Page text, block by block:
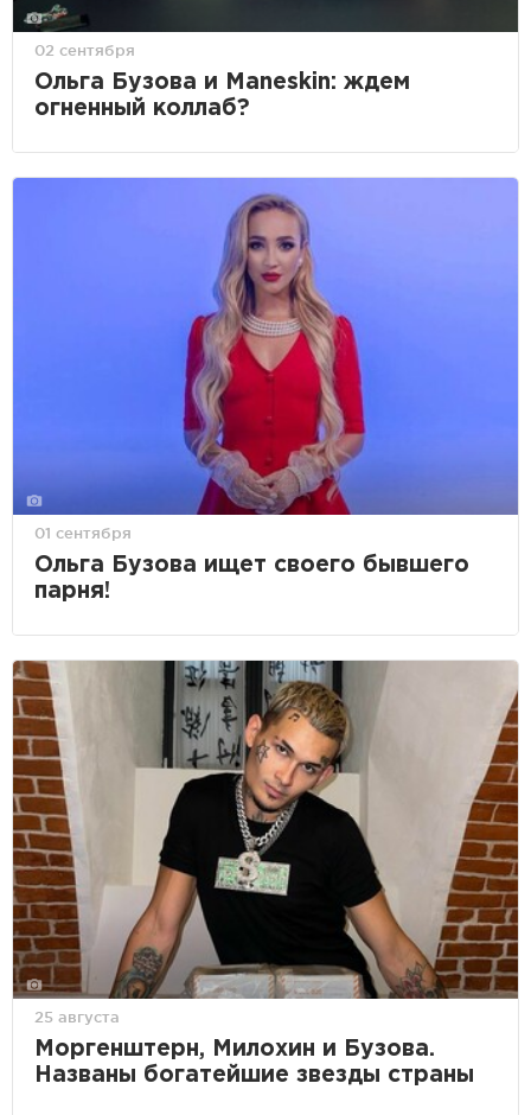
02 сентября
Ольга Бузова и Maneskin: ждем
огненный коллаб?
01 сентября
Ольга Бузова ищет своего бывшего
парня!
25 августа
Моргенштерн, Милохин и Бузова.
Названы богатейшие звезды страны